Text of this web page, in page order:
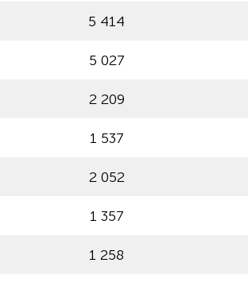
5 414
5 027
2 209
1 537
2 052
1 357
1 258